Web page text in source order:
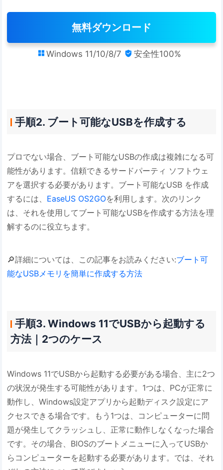
無料ダウンロード
 Windows 11/10/8/7  安全性100%
手順2. ブート可能なUSBを作成する
プロでない場合、ブート可能なUSBの作成は複雑になる可
能性があります。信頼できるサードパーティ ソフトウェ
アを選択する必要があります。ブート可能なUSB を作成
するには、 EaseUS OS2GOを利用します。次のリンク
は、それを使用してブート可能なUSBを作成する方法を理
解するのに役立ちます。
🔎詳細については、この記事をお読みください:ブート可
能なUSBメモリを簡単に作成する方法
手順3. Windows 11でUSBから起動する
方法｜2つのケース
Windows 11でUSBから起動する必要がある場合、主に2つ
の状況が発生する可能性があります。1つは、PCが正常に
動作し、Windows設定アプリから起動ディスク設定にア
クセスできる場合です。もう1つは、コンピューターに問
題が発生してクラッシュし、正常に動作しなくなった場合
です。その場合、BIOSのブートメニューに入ってUSBか
らコンピューターを起動する必要があります。では、それ